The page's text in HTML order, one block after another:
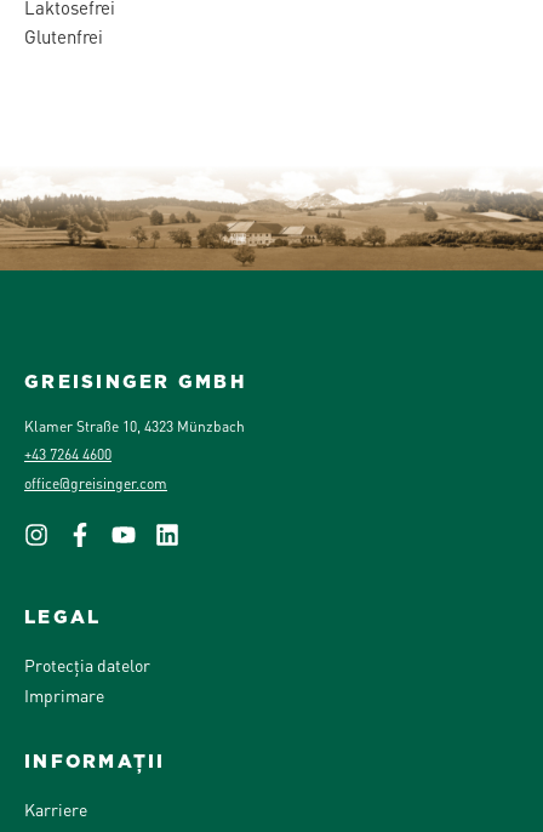
Laktosefrei
Glutenfrei
GREISINGER GMBH
Klamer Straße 10, 4323 Münzbach
+43 7264 4600
office@greisinger.com
LEGAL
Protecția datelor
Imprimare
INFORMAȚII
Karriere